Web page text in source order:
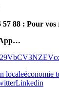
57 88 : Pour
localeéconomie
Linkedin